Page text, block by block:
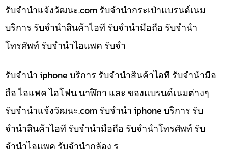
รับจํานําแจ้งวัฒนะ.com รับจำนำกระเป๋าแบรนด์เนม
บริการ รับจำนำสินค้าไอที รับจำนำมือถือ รับจำนำ
โทรศัพท์ รับจำนำไอแพค รับจำ
รับจำนำ iphone บริการ รับจำนำสินค้าไอที รับจำนำมือ
ถือ ไอแพค ไอโฟน นาฬิกา และ ของแบรนด์เนมต่างๆ
รับจํานําแจ้งวัฒนะ.com รับจำนำ iphone บริการ รับ
จำนำสินค้าไอที รับจำนำมือถือ รับจำนำโทรศัพท์ รับ
จำนำไอแพค รับจำนำกล้อง ร